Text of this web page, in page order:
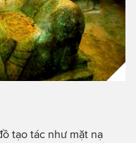
tạo tác như mặt nạ